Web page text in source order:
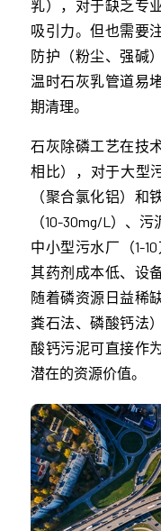
乳），对于缺乏专
吸引力。但也需要
防护（粉尘、强碱
温时石灰乳管道易
期清理。
石灰除磷工艺在技
相比），对于大型
（聚合氯化铝）和
（10-30mg/L）、
中小型污水厂（1-
其药剂成本低、设
随着磷资源日益稀
粪石法、磷酸钙法
酸钙污泥可直接作
潜在的资源价值。